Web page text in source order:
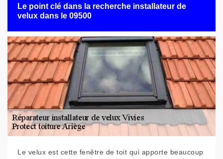
Le point clé dans la recherche installateur de
velux dans le 09500
Le velux est cette fenêtre de toit qui apporte beaucoup